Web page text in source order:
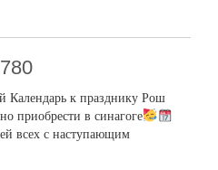
Календарь к празднику Рош
приобрести в синагоге
всех с наступающим